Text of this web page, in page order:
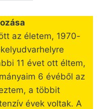
az életem, 1970-
11 évet ott éltem,
6 évéből az
a többit
évek voltak. A